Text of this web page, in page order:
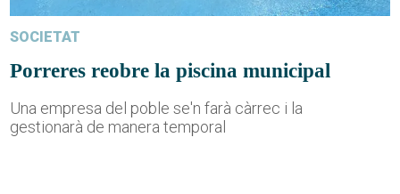
SOCIETAT
Porreres reobre la piscina municipal
Una empresa del poble se'n farà càrrec i la
gestionarà de manera temporal